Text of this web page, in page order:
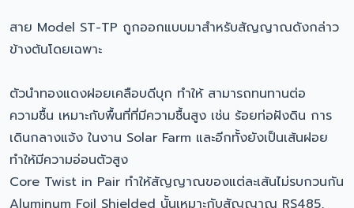
สาย Model ST-TP ถูกออกแบบมาสำหรับสัญญาณดังกล่าว
ข้างต้นโดยเฉพาะ
ตัวนำทองแดงฝอยเคลือบดีบุก ทำให้ สามารถทนทานต่อ
ความชื้น เหมาะกับพื้นที่ที่มีความชื้นสูง เช่น ร้อยท่อฝังดิน การ
เดินกลางแจ้ง ในงาน Solar Farm และอีกทั้งยังเป็นเส้นฝอย
ทำให้มีความอ่อนตัวสูง
Core Twist in Pair ทำให้สัญญาณของแต่ละเส้นไม่รบกวนกัน
Aluminum Foil Shielded นั้นเหมาะกับสัญญาณ RS485,